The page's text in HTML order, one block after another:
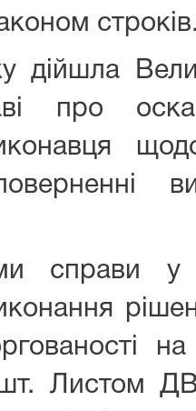
дійшла
про
справи
Листом